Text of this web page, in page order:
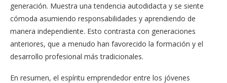
generación. Muestra una tendencia autodidacta y se siente
cómoda asumiendo responsabilidades y aprendiendo de
manera independiente. Esto contrasta con generaciones
anteriores, que a menudo han favorecido la formación y el
desarrollo profesional más tradicionales.
En resumen, el espíritu emprendedor entre los jóvenes